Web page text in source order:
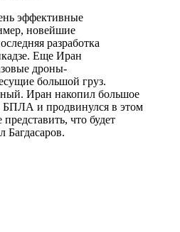
эффективные
новейшие
разработка
Еще Иран
дроны-
большой груз.
Иран накопил большое
БПЛА и продвинулся в этом
что будет
Багдасаров.